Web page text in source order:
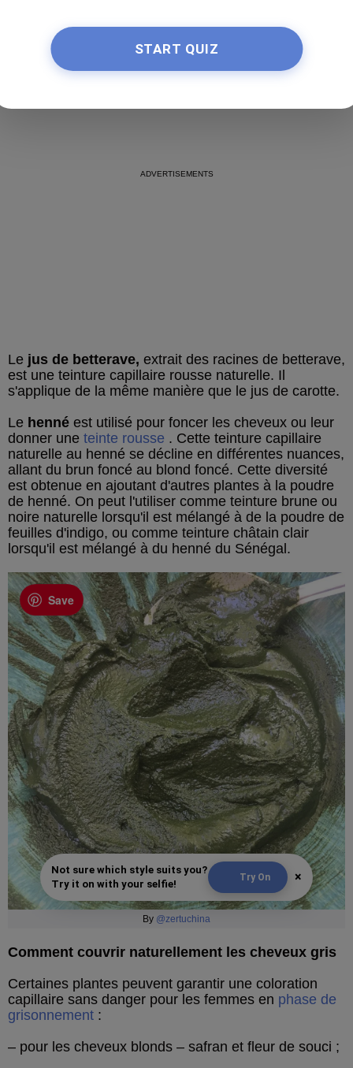
Le jus de betterave, extrait des racines de betterave,
est une teinture capillaire rousse naturelle. Il
s'applique de la même manière que le jus de carotte.
Le henné est utilisé pour foncer les cheveux ou leur
donner une teinte rousse . Cette teinture capillaire
naturelle au henné se décline en différentes nuances,
allant du brun foncé au blond foncé. Cette diversité
est obtenue en ajoutant d'autres plantes à la poudre
de henné. On peut l'utiliser comme teinture brune ou
noire naturelle lorsqu'il est mélangé à de la poudre de
feuilles d'indigo, ou comme teinture châtain clair
lorsqu'il est mélangé à du henné du Sénégal.
Save
Not sure which style suits you?
Try it on with your selfie!
Try On ×
By @zertuchina
Comment couvrir naturellement les cheveux gris
Certaines plantes peuvent garantir une coloration
capillaire sans danger pour les femmes en phase de
grisonnement :
– pour les cheveux blonds – safran et fleur de souci ;
START QUIZ